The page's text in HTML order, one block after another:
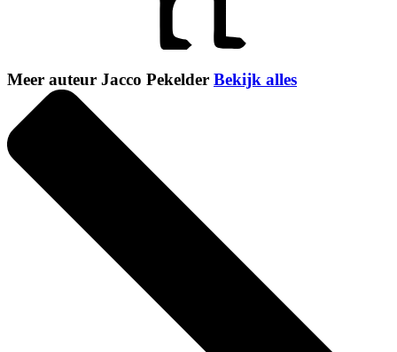
Meer auteur Jacco Pekelder Bekijk alles